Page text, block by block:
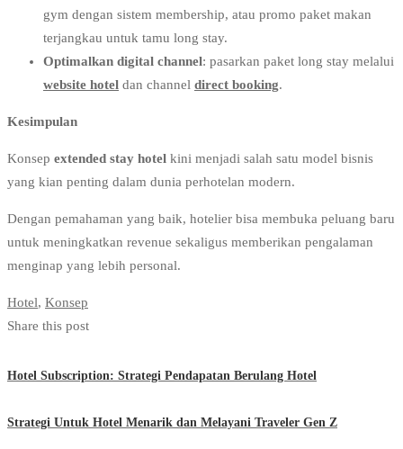
gym dengan sistem membership, atau promo paket makan
terjangkau untuk tamu long stay.
Optimalkan digital channel: pasarkan paket long stay melalui
website hotel dan channel direct booking.
Kesimpulan
Konsep extended stay hotel kini menjadi salah satu model bisnis
yang kian penting dalam dunia perhotelan modern.
Dengan pemahaman yang baik, hotelier bisa membuka peluang baru
untuk meningkatkan revenue sekaligus memberikan pengalaman
menginap yang lebih personal.
Hotel, Konsep
Share this post
Hotel Subscription: Strategi Pendapatan Berulang Hotel
Strategi Untuk Hotel Menarik dan Melayani Traveler Gen Z